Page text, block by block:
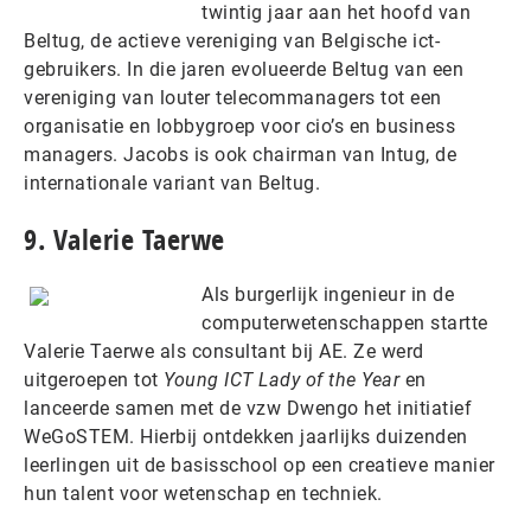
twintig jaar aan het hoofd van
Beltug, de actieve vereniging van Belgische ict-
gebruikers. In die jaren evolueerde Beltug van een
vereniging van louter telecommanagers tot een
organisatie en lobbygroep voor cio’s en business
managers. Jacobs is ook chairman van Intug, de
internationale variant van Beltug.
9. Valerie Taerwe
Als burgerlijk ingenieur in de
computerwetenschappen startte
Valerie Taerwe als consultant bij AE. Ze werd
uitgeroepen tot Young ICT Lady of the Yearen
lanceerde samen met de vzw Dwengo het initiatief
WeGoSTEM. Hierbij ontdekken jaarlijks duizenden
leerlingen uit de basisschool op een creatieve manier
hun talent voor wetenschap en techniek.